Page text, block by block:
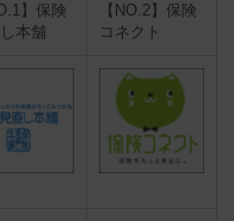
】保険
本舗
【NO.2】保険
コネクト